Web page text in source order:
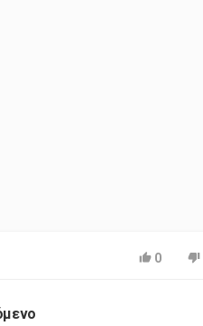
0